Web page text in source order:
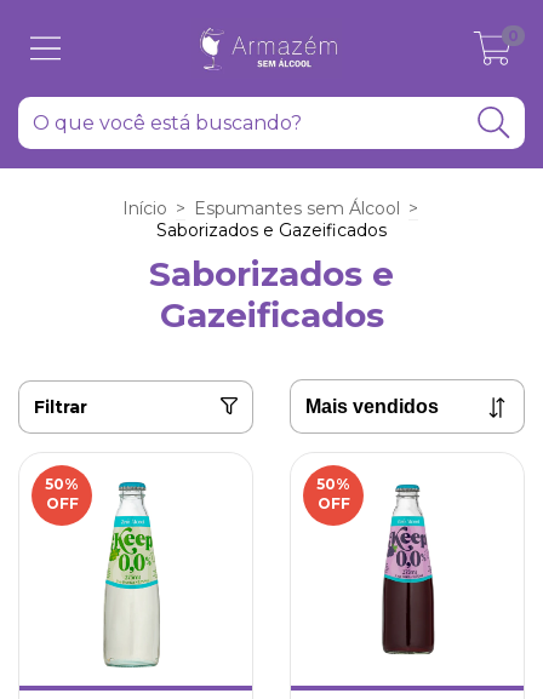
0
Início > Espumantes sem Álcool >
Saborizados e Gazeificados
Saborizados e
Gazeificados
Filtrar
50%
OFF
50%
OFF